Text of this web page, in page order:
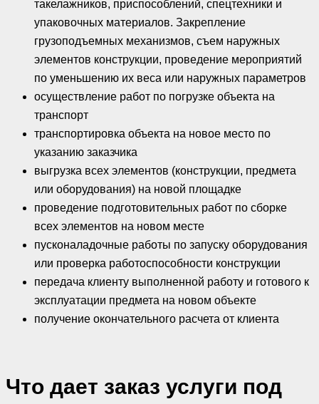
такелажников, приспособлений, спецтехники и
упаковочных материалов. Закрепление
грузоподъемных механизмов, съем наружных
элементов конструкции, проведение мероприятий
по уменьшению их веса или наружных параметров
осуществление работ по погрузке объекта на
транспорт
транспортировка объекта на новое место по
указанию заказчика
выгрузка всех элементов (конструкции, предмета
или оборудования) на новой площадке
проведение подготовительных работ по сборке
всех элементов на новом месте
пусконаладочные работы по запуску оборудования
или проверка работоспособности конструкции
передача клиенту выполненной работу и готового к
эксплуатации предмета на новом объекте
получение окончательного расчета от клиента
Что дает заказ услуги под